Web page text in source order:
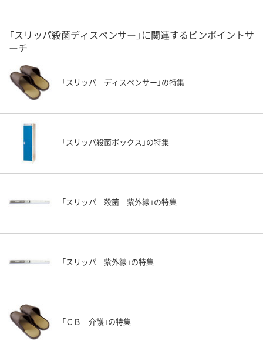
「スリッパ殺菌ディスペンサー」に関連するピンポイントサ
ーチ
「スリッパ ディスペンサー」の特集
「スリッパ殺菌ボックス」の特集
「スリッパ 殺菌 紫外線」の特集
「スリッパ 紫外線」の特集
「ＣＢ 介護」の特集